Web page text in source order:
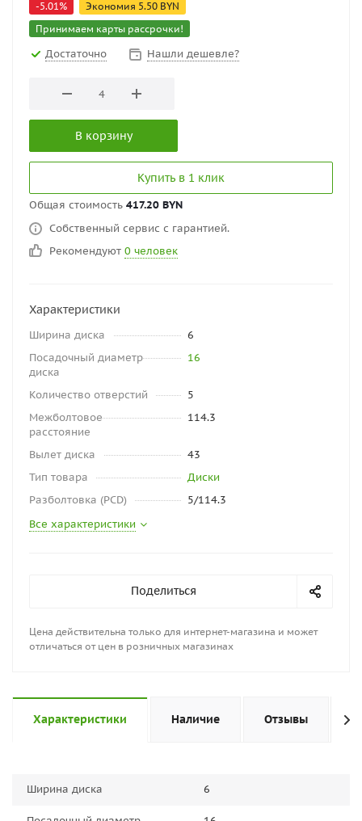
-5.01% Экономия 5.50 BYN
Принимаем карты рассрочки!
Достаточно Нашли дешевле?
В корзину
Купить в 1 клик
Общая стоимость 417.20 BYN
Собственный сервис с гарантией.
Рекомендуют 0 человек
Характеристики
Ширина диска
6
Посадочный диаметр
диска
16
Количество отверстий
5
Межболтовое
расстояние
114.3
Вылет диска
43
Тип товара
Диски
Разболтовка (PCD)
5/114.3
Все характеристики
Поделиться
Цена действительна только для интернет-магазина и может
отличаться от цен в розничных магазинах
Характеристики Наличие Отзывы
Ширина диска 6